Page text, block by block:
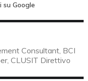
Google
Consultant, BCI
CLUSIT Direttivo